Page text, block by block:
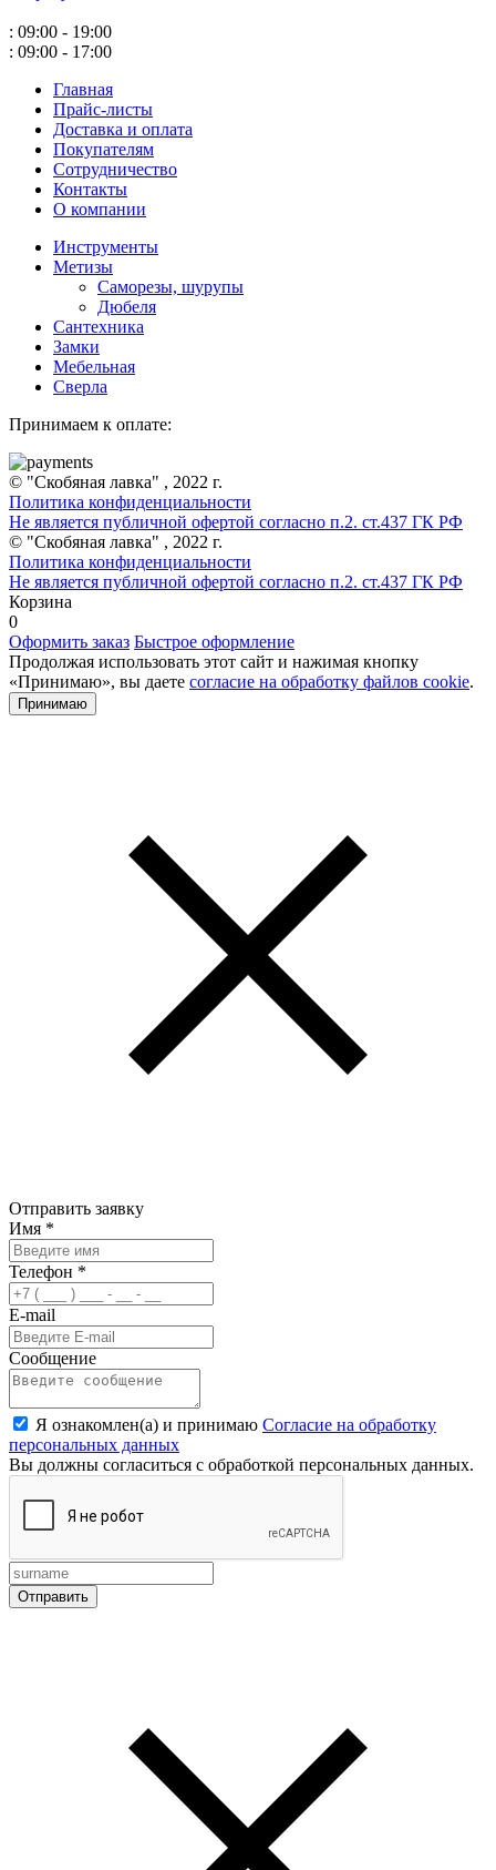
: 09:00 - 19:00
: 09:00 - 17:00
Главная
Прайс-листы
Доставка и оплата
Покупателям
Сотрудничество
Контакты
О компании
Инструменты
Метизы
Саморезы, шурупы
Дюбеля
Сантехника
Замки
Мебельная
Сверла
Принимаем к оплате:
© "Скобяная лавка" , 2022 г.
Политика конфиденциальности
Не является публичной офертой согласно п.2. ст.437 ГК РФ
© "Скобяная лавка" , 2022 г.
Политика конфиденциальности
Не является публичной офертой согласно п.2. ст.437 ГК РФ
Корзина
0
Оформить заказ Быстрое оформление
Продолжая использовать этот сайт и нажимая кнопку
«Принимаю», вы даете согласие на обработку файлов cookie.
Принимаю
Отправить заявку
Имя *
Телефон *
E-mail
Сообщение
Я ознакомлен(а) и принимаю Согласие на обработку
персональных данных
Вы должны согласиться с обработкой персональных данных.